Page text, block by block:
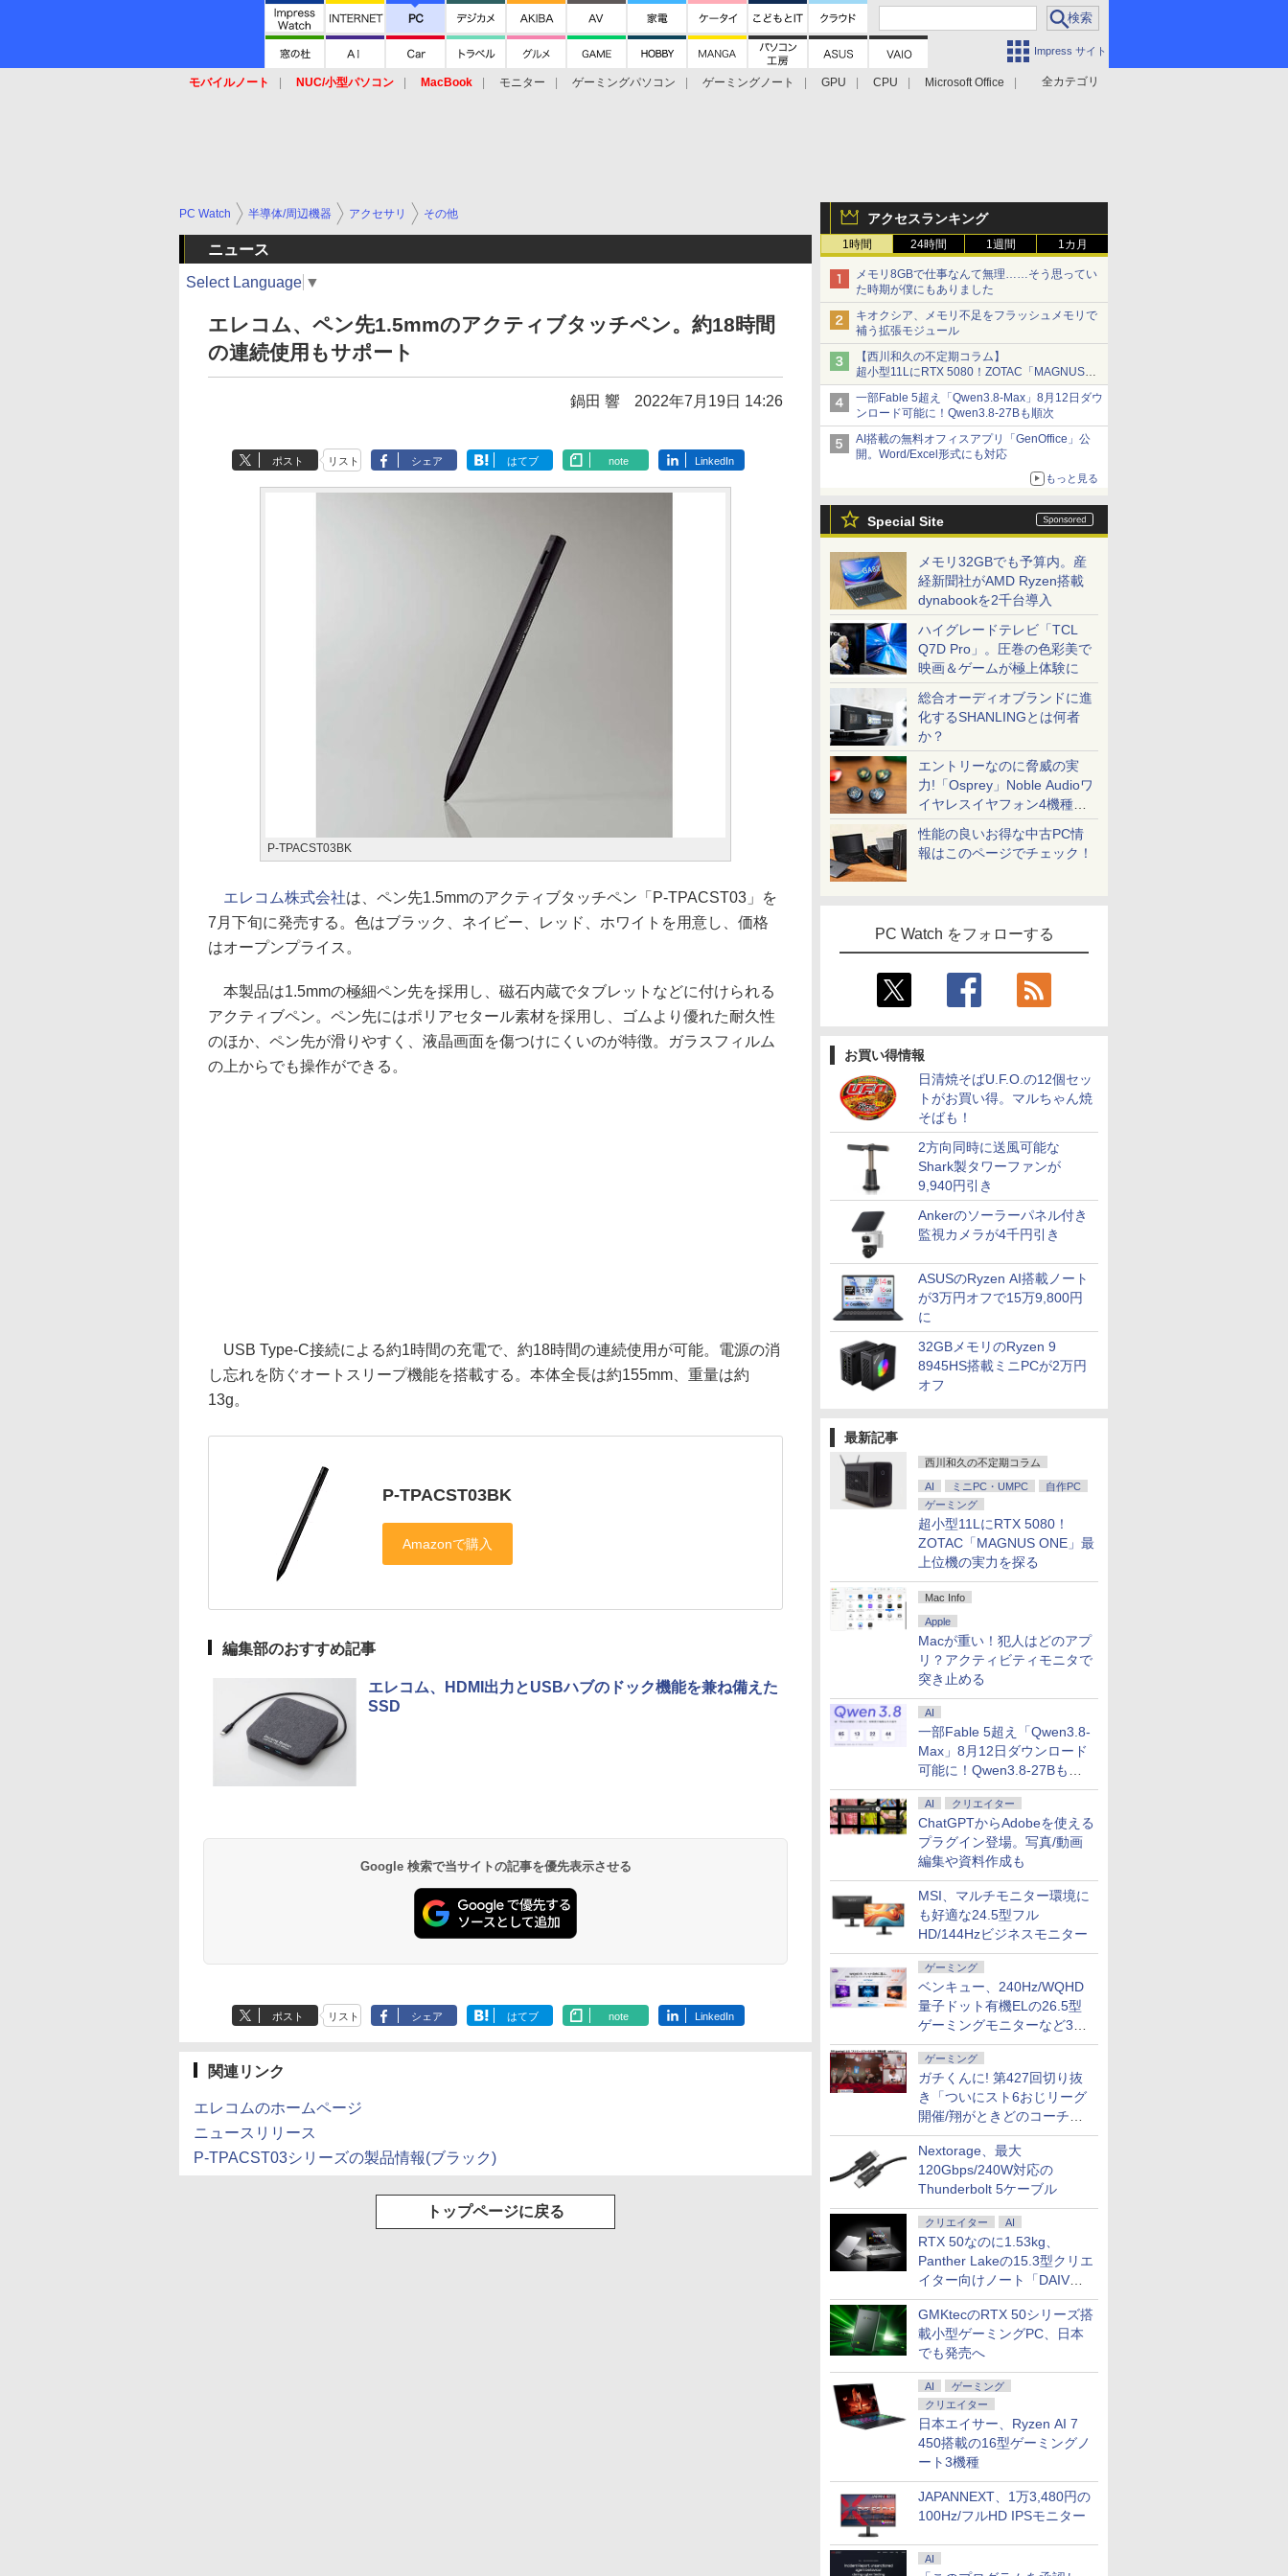
Impress サイト
全カテゴリ
モバイルノート NUC/小型パソコン MacBook モニター ゲーミングパソコン ゲーミングノート GPU CPU
Microsoft Office
アクセスランキング
1時間 24時間 1週間 1カ月
メモリ8GBで仕事なんて無理……そう思ってい
た時期が僕にもありました
キオクシア、メモリ不足をフラッシュメモリで
補う拡張モジュール
【西川和久の不定期コラム】
超小型11LにRTX 5080！ZOTAC「MAGNUS
ONE」最上位機の実力を探る
一部Fable 5超え「Qwen3.8-Max」8月12日ダウ
ンロード可能に！Qwen3.8-27Bも順次
AI搭載の無料オフィスアプリ「GenOffice」公
開。Word/Excel形式にも対応
もっと見る
Special Site
メモリ32GBでも予算内。産
経新聞社がAMD Ryzen搭載
dynabookを2千台導入
ハイグレードテレビ「TCL
Q7D Pro」。圧巻の色彩美で
映画＆ゲームが極上体験に
総合オーディオブランドに進
化するSHANLINGとは何者
か？
エントリーなのに脅威の実
力!「Osprey」Noble Audioワ
イヤレスイヤフォン4機種を
一気に聴く
性能の良いお得な中古PC情
報はこのページでチェック！
PC Watch をフォローする
お買い得情報
日清焼そばU.F.O.の12個セッ
トがお買い得。マルちゃん焼
そばも！
2方向同時に送風可能な
Shark製タワーファンが
9,940円引き
Ankerのソーラーパネル付き
監視カメラが4千円引き
ASUSのRyzen AI搭載ノート
が3万円オフで15万9,800円
に
32GBメモリのRyzen 9
8945HS搭載ミニPCが2万円
オフ
最新記事
西川和久の不定期コラム
AI ミニPC・UMPC
自作PC
ゲーミング
超小型11LにRTX 5080！
ZOTAC「MAGNUS ONE」最
上位機の実力を探る
Mac Info
Apple
Macが重い！犯人はどのアプ
リ？アクティビティモニタで
突き止める
AI
一部Fable 5超え「Qwen3.8-
Max」8月12日ダウンロード
可能に！Qwen3.8-27Bも順
次
AI クリエイター
ChatGPTからAdobeを使える
プラグイン登場。写真/動画
編集や資料作成も
MSI、マルチモニター環境に
も好適な24.5型フル
HD/144Hzビジネスモニター
ゲーミング
ベンキュー、240Hz/WQHD
量子ドット有機ELの26.5型
ゲーミングモニターなど3機
種
ゲーミング
ガチくんに! 第427回切り抜
き「ついにスト6おじリーグ
開催/翔がときどのコーチ就
任など」
Nextorage、最大
120Gbps/240W対応の
Thunderbolt 5ケーブル
クリエイター AI
RTX 50なのに1.53kg、
Panther Lakeの15.3型クリエ
イター向けノート「DAIV
Z5」
GMKtecのRTX 50シリーズ搭
載小型ゲーミングPC、日本
でも発売へ
AI
ゲーミング
クリエイター
日本エイサー、Ryzen AI 7
450搭載の16型ゲーミングノ
ート3機種
JAPANNEXT、1万3,480円の
100Hz/フルHD IPSモニター
AI
PC Watch 半導体/周辺機器 アクセサリ その他
ニュース
Select Language ▼
エレコム、ペン先1.5mmのアクティブタッチペン。約18時間
の連続使用もサポート
鍋田 響 2022年7月19日 14:26
ポスト リスト シェア はてブ note LinkedIn
P-TPACST03BK
エレコム株式会社は、ペン先1.5mmのアクティブタッチペン「P-TPACST03」を
7月下旬に発売する。色はブラック、ネイビー、レッド、ホワイトを用意し、価格
はオープンプライス。
本製品は1.5mmの極細ペン先を採用し、磁石内蔵でタブレットなどに付けられる
アクティブペン。ペン先にはポリアセタール素材を採用し、ゴムより優れた耐久性
のほか、ペン先が滑りやすく、液晶画面を傷つけにくいのが特徴。ガラスフィルム
の上からでも操作ができる。
USB Type-C接続による約1時間の充電で、約18時間の連続使用が可能。電源の消
し忘れを防ぐオートスリープ機能を搭載する。本体全長は約155mm、重量は約
13g。
P-TPACST03BK
編集部のおすすめ記事
エレコム、HDMI出力とUSBハブのドック機能を兼ね備えた
SSD
Google 検索で当サイトの記事を優先表示させる
ポスト リスト シェア はてブ note LinkedIn
関連リンク
エレコムのホームページ
ニュースリリース
P-TPACST03シリーズの製品情報(ブラック)
トップページに戻る